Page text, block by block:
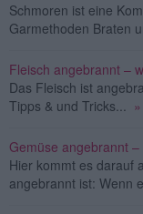
Schmoren ist eine
Garmethoden Braten
Fleisch angebrannt –
Das Fleisch ist
Tipps & und Tricks...
Gemüse angebrannt –
Hier kommt es darauf
angebrannt ist: Wenn